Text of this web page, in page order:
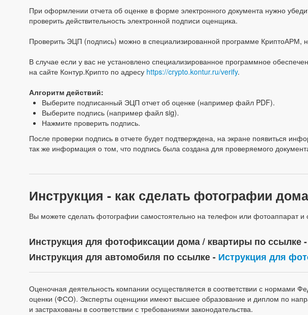
При оформлении отчета об оценке в форме электронного документа нужно
проверить действительность электронной подписи оценщика.
Проверить ЭЦП (подпись) можно в специализированной программе КриптоАРМ,
В случае если у вас не установлено специализированное программное
на сайте Контур.Крипто по адресу https://crypto.kontur.ru/verify.
Алгоритм действий:
Выберите подписанный ЭЦП отчет об оценке (например файл PDF).
Выберите подпись (например файл sig).
Нажмите проверить подпись.
После проверки подпись в отчете будет подтверждена, на экране появиться
так же информация о том, что подпись была создана для проверяемого
Инструкция - как сделать фотографии
Вы можете сделать фотографии самостоятельно на телефон или фотоаппарат и
Инструкция для фотофиксации дома / квартиры по ссылке -
Инструкция для автомобиля по ссылке - Иструкция для
Оценочная деятельность компании осуществляется в соответствии с
оценки (ФСО). Эксперты оценщики имеют высшее образование и диплом по
и застрахованы в соответствии с требованиями законодательства.